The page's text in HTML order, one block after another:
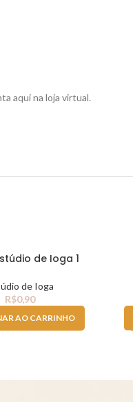
aqui na loja virtual.
de Ioga 1
de Ioga
R$0,90
AO CARRINHO